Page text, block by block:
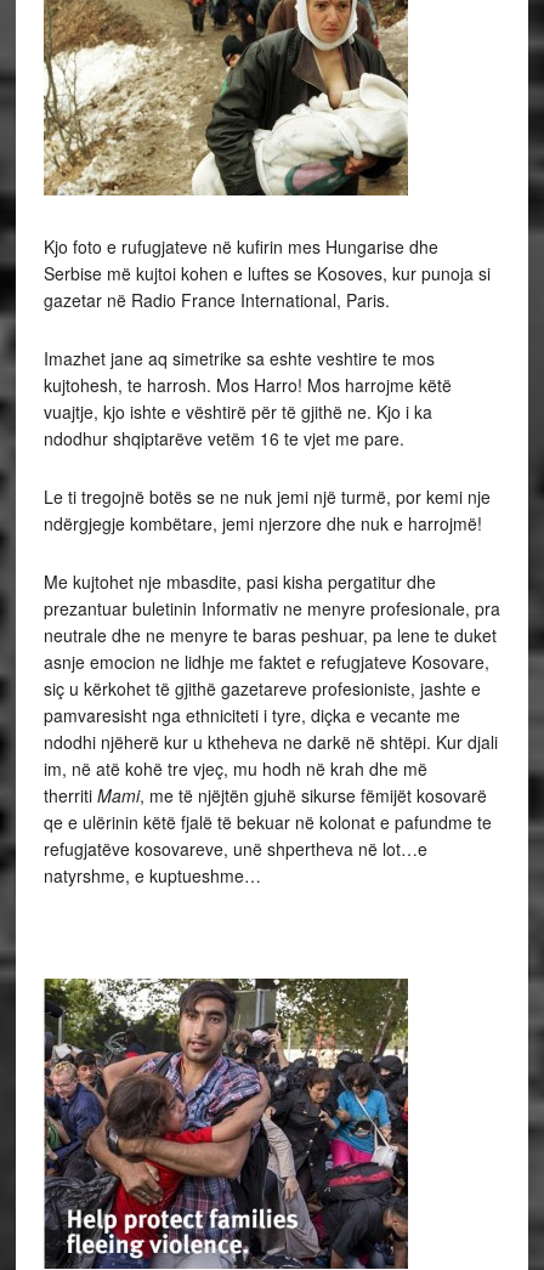
Kjo foto e rufugjateve në kufirin mes Hungarise dhe
Serbise më kujtoi kohen e luftes se Kosoves, kur punoja si
gazetar në Radio France International, Paris.
Imazhet jane aq simetrike sa eshte veshtire te mos
kujtohesh, te harrosh. Mos Harro! Mos harrojme këtë
vuajtje, kjo ishte e vështirë për të gjithë ne. Kjo i ka
ndodhur shqiptarëve vetëm 16 te vjet me pare.
Le ti tregojnë botës se ne nuk jemi një turmë, por kemi nje
ndërgjegje kombëtare, jemi njerzore dhe nuk e harrojmë!
Me kujtohet nje mbasdite, pasi kisha pergatitur dhe
prezantuar buletinin Informativ ne menyre profesionale, pra
neutrale dhe ne menyre te baras peshuar, pa lene te duket
asnje emocion ne lidhje me faktet e refugjateve Kosovare,
siç u kërkohet të gjithë gazetareve profesioniste, jashte e
pamvaresisht nga ethniciteti i tyre, diçka e vecante me
ndodhi njëherë kur u ktheheva ne darkë në shtëpi. Kur djali
im, në atë kohë tre vjeç, mu hodh në krah dhe më
therriti Mami, me të njëjtën gjuhë sikurse fëmijët kosovarë
qe e ulërinin këtë fjalë të bekuar në kolonat e pafundme te
refugjatëve kosovareve, unë shpertheva në lot…e
natyrshme, e kuptueshme…